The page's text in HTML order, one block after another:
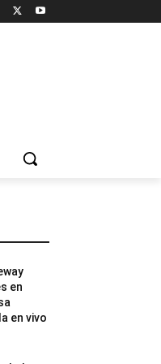
en
en vivo